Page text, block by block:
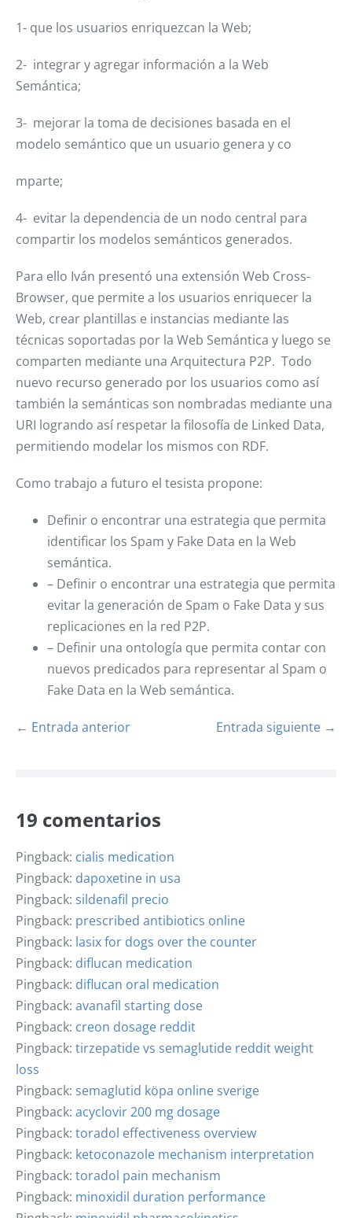
1- que los usuarios enriquezcan la Web;
2- integrar y agregar información a la Web
Semántica;
3- mejorar la toma de decisiones basada en el
modelo semántico que un usuario genera y co
mparte;
4- evitar la dependencia de un nodo central para
compartir los modelos semánticos generados.
Para ello Iván presentó una extensión Web Cross-
Browser, que permite a los usuarios enriquecer la
Web, crear plantillas e instancias mediante las
técnicas soportadas por la Web Semántica y luego se
comparten mediante una Arquitectura P2P. Todo
nuevo recurso generado por los usuarios como así
también la semánticas son nombradas mediante una
URI logrando así respetar la filosofía de Linked Data,
permitiendo modelar los mismos con RDF.
Como trabajo a futuro el tesista propone:
Definir o encontrar una estrategia que permita
identificar los Spam y Fake Data en la Web
semántica.
– Definir o encontrar una estrategia que permita
evitar la generación de Spam o Fake Data y sus
replicaciones en la red P2P.
– Definir una ontología que permita contar con
nuevos predicados para representar al Spam o
Fake Data en la Web semántica.
Navegación
← Entrada anterior Entrada siguiente →
19 comentarios
Pingback: cialis medication
Pingback: dapoxetine in usa
Pingback: sildenafil precio
Pingback: prescribed antibiotics online
Pingback: lasix for dogs over the counter
Pingback: diflucan medication
Pingback: diflucan oral medication
Pingback: avanafil starting dose
Pingback: creon dosage reddit
Pingback: tirzepatide vs semaglutide reddit weight
loss
Pingback: semaglutid köpa online sverige
Pingback: acyclovir 200 mg dosage
Pingback: toradol effectiveness overview
Pingback: ketoconazole mechanism interpretation
Pingback: toradol pain mechanism
Pingback: minoxidil duration performance